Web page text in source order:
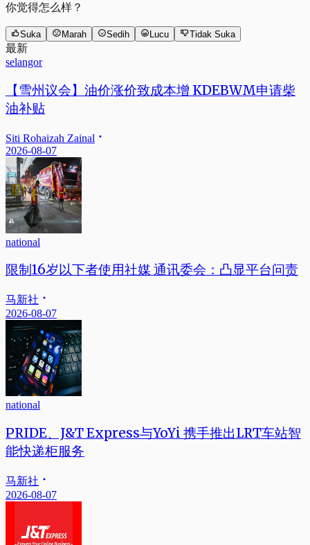
你觉得怎么样？
Suka Marah Sedih Lucu Tidak Suka
最新
selangor
【雪州议会】油价涨价致成本增 KDEBWM申请柴
油补贴
Siti Rohaizah Zainal
2026-08-07
national
限制16岁以下者使用社媒 通讯委会：凸显平台问责
马新社
2026-08-07
national
PRIDE、J&T Express与YoYi 携手推出LRT车站智
能快递柜服务
马新社
2026-08-07